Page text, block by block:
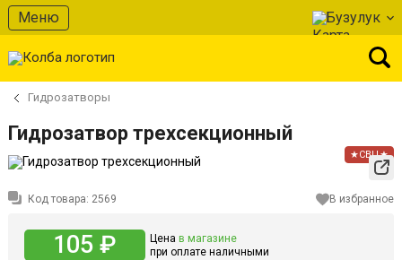
Меню Бузулук
Гидрозатворы
Гидрозатвор трехсекционный
★СВЦ★
Код товара: 2569 В избранное
105 ₽ Цена в магазине
при оплате наличными